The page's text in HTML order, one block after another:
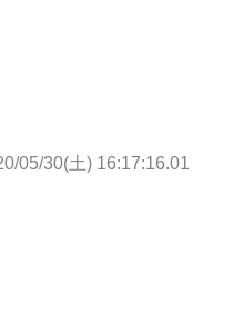
05/30(土) 16:17:16.01